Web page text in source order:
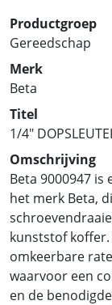
Productgroep
Gereedschap
Merk
Beta
Titel
1/4"
Omschrijving
Beta 9000947 is
het merk Beta,
kunststof
omkeerbare
waarvoor een
en de